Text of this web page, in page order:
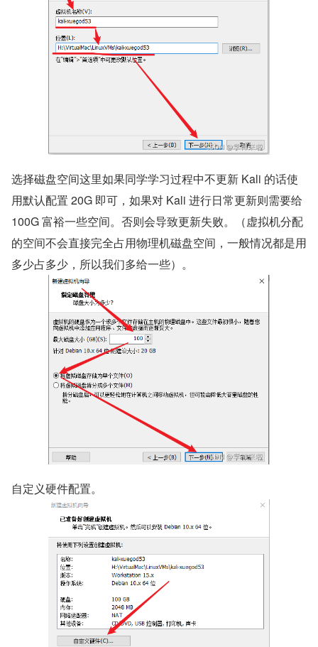
选择磁盘空间这里如果同学学习过程中不更新 Kali 的话使
用默认配置 20G 即可，如果对 Kali 进行日常更新则需要给
100G 富裕一些空间。否则会导致更新失败。（虚拟机分配
的空间不会直接完全占用物理机磁盘空间，一般情况都是用
多少占多少，所以我们多给一些）。
自定义硬件配置。